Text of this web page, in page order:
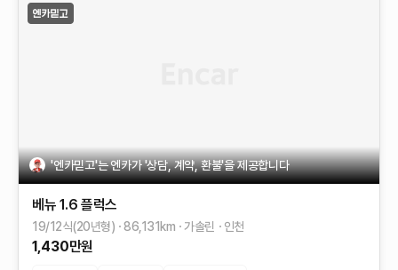
'엔카믿고'는 엔카가 '상담, 계약, 환불'을 제공합니다
베뉴 1.6 플럭스
19/12식(20년형) 86,131 km 가솔린 인천
1,430만원